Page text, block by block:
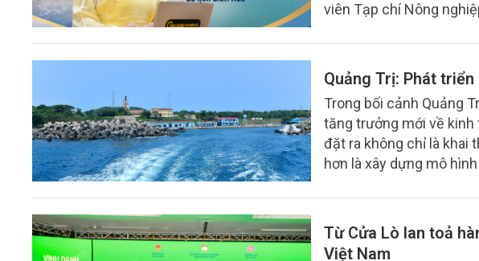
viên Tạp chí Nông
hướng xây dựng du lịch
địa phương.
Quảng Trị: Phát
Trong bối cảnh Quảng
tăng trưởng mới về kinh
đặt ra không chỉ là khai
hơn là xây dựng mô
đổi khí hậu. Từ thực
bất hợp pháp, không
nguồn lợi thủy sản và tổ
Từ Cửa Lò lan toả
Việt Nam